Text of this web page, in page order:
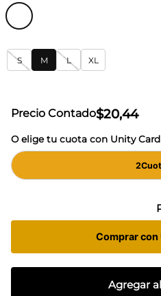
S M L XL
Precio Contado$20,44
O elige tu cuota con Unity Card
2
Comprar con
Agregar